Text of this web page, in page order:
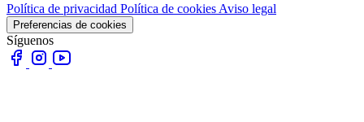
Política de privacidad Política de cookies Aviso legal
Preferencias de cookies
Síguenos